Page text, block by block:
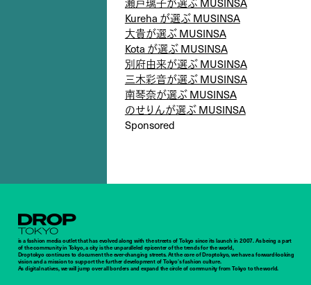
Kureha が選ぶ MUSINSA
大貴が選ぶ MUSINSA
Kota が選ぶ MUSINSA
別府由来が選ぶ MUSINSA
三木彩音が選ぶ MUSINSA
南琴奈が選ぶ MUSINSA
のせりんが選ぶ MUSINSA
Sponsored
Droptokyo
is a fashion media outlet that has evolved along with the streets of Tokyo since its launch in 2007. As being a part
of the community in Tokyo, a city is the unparalleled epicenter of the trends for the world,
Droptokyo continues to document the ever-changing streets. At the core of Droptokyo, we have a forward-looking
vision and a mission to support the further development of Tokyo’s fashion culture.
As digital natives, we will jump over all borders and expand the circle of community from Tokyo to the world.